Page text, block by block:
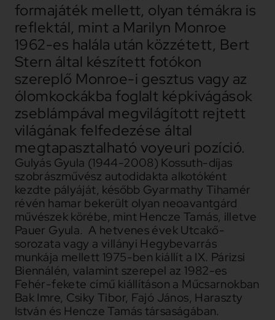
formajáték mellett, olyan témákra is
reflektál, mint a Marilyn Monroe
1962-es halála után közzétett, Bert
Stern által készített fotókon
szereplő Monroe-i gesztus vagy az
ólomkockákba foglalt képkivágások
zseblámpával megvilágított rejtett
világának felfedezése által
megtapasztalható voyeuri pozíció.
Gulyás Gyula (1944-2008) Kossuth-díjas
szobrászművész autodidakta alkotóként
kezdte pályáját, később Gyarmathy Tihamér
révén hamar bekerült olyan neoavantgárd
művészek körébe, mint Hencze Tamás, illetve
Pauer Gyula. A hetvenes évek Utcakő-
sorozata vagy a villányi Hegybevarrás
munkája mellett 1975-ben kiállít a IX. Párizsi
Biennálén, valamint szerepel az 1982-es
Fehér-fekete című kiállításon a Műcsarnokban
Bak Imre, Csiky Tibor, Fajó János, Haraszty
István és Hencze Tamás társaságában.